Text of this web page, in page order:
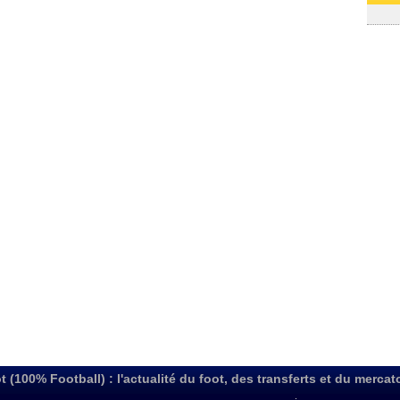
(100% Football) : l'actualité du foot, des transferts et du